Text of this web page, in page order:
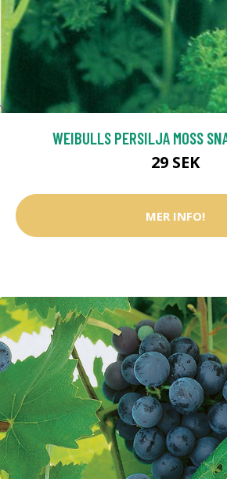
WEIBULLS PERSILJA MOSS
29 SEK
MER INFO!